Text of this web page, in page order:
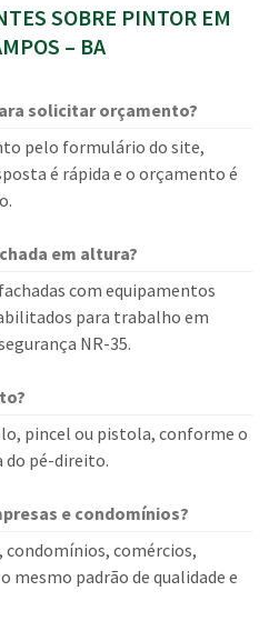
SOBRE PINTOR EM
– BA
solicitar orçamento?
pelo formulário do site,
é rápida e o orçamento é
em altura?
com equipamentos
para trabalho em
NR-35.
pincel ou pistola, conforme o
do pé-direito.
e condomínios?
condomínios, comércios,
mesmo padrão de qualidade e